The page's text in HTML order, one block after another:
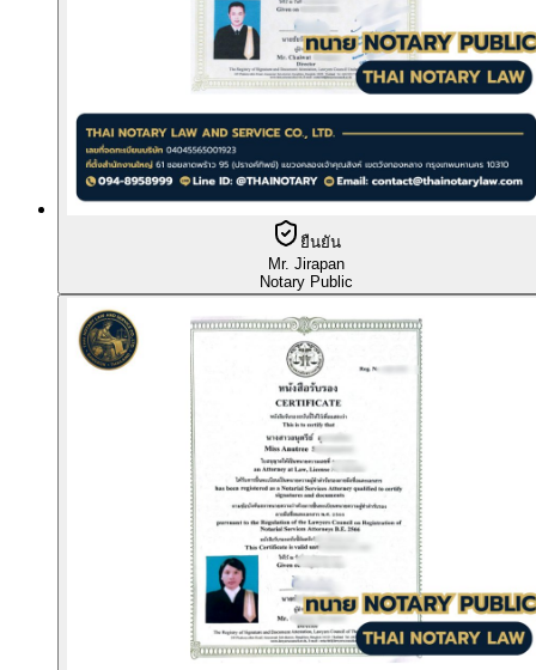
ยืนยัน
Mr. Jirapan
Notary Public